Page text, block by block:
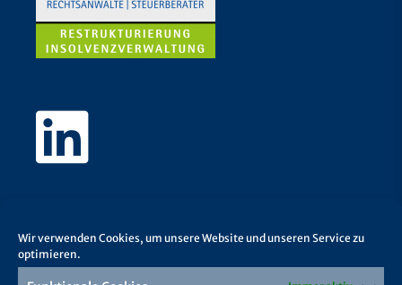
Wir verwenden Cookies, um unsere Website und unseren Service zu
optimieren.